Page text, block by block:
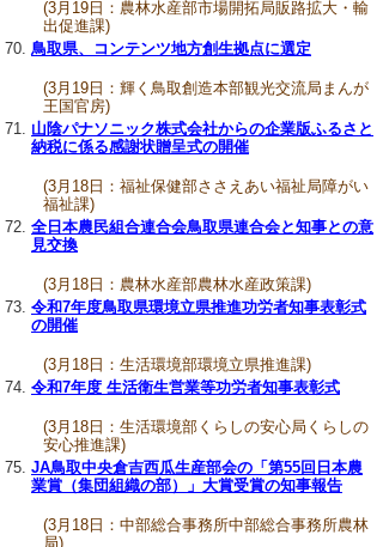
(3月19日：農林水産部市場開拓局販路拡大・輸
出促進課)
鳥取県、コンテンツ地方創生拠点に選定
(3月19日：輝く鳥取創造本部観光交流局まんが
王国官房)
山陰パナソニック株式会社からの企業版ふるさと
納税に係る感謝状贈呈式の開催
(3月18日：福祉保健部ささえあい福祉局障がい
福祉課)
全日本農民組合連合会鳥取県連合会と知事との意
見交換
(3月18日：農林水産部農林水産政策課)
令和7年度鳥取県環境立県推進功労者知事表彰式
の開催
(3月18日：生活環境部環境立県推進課)
令和7年度 生活衛生営業等功労者知事表彰式
(3月18日：生活環境部くらしの安心局くらしの
安心推進課)
JA鳥取中央倉吉西瓜生産部会の「第55回日本農
業賞（集団組織の部）」大賞受賞の知事報告
(3月18日：中部総合事務所中部総合事務所農林
局)